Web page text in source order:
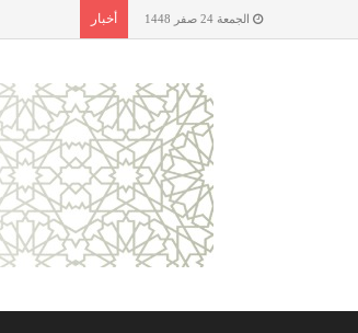
الجمعة 24 صفر 1448 أخبار